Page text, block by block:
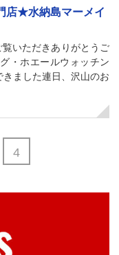
店★水納島マーメイ
いただきありがとうご
・ホエールウォッチン
ました連日、沢山のお
4